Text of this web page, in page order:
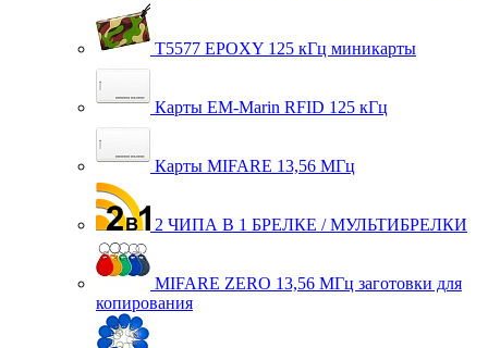
T5577 EPOXY 125 кГц миникарты
Карты EM-Marin RFID 125 кГц
Карты MIFARE 13,56 МГц
2 ЧИПА В 1 БРЕЛКЕ / МУЛЬТИБРЕЛКИ
MIFARE ZERO 13,56 МГц заготовки для
копирования